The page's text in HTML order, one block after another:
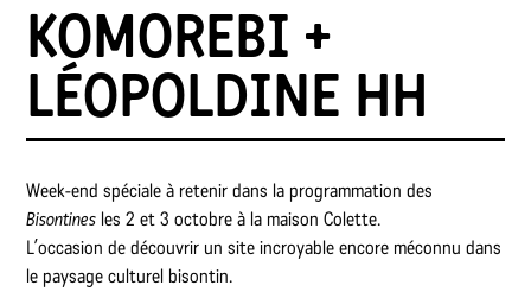
KOMOREBI +
LÉOPOLDINE HH
Week-end spéciale à retenir dans la programmation des
Bisontines les 2 et 3 octobre à la maison Colette.
L’occasion de découvrir un site incroyable encore méconnu dans
le paysage culturel bisontin.